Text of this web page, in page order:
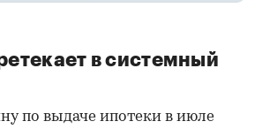
в системный
по выдаче ипотеки в июле